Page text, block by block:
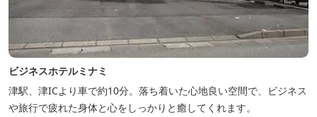
ビジネスホテルミナミ
津駅、津ICより車で約10分。落ち着いた心地良い空間で、ビジネス
や旅行で疲れた身体と心をしっかりと癒してくれます。